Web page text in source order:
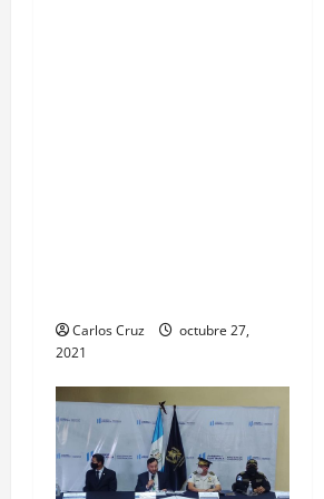
Carlos Cruz
octubre 27,
2021